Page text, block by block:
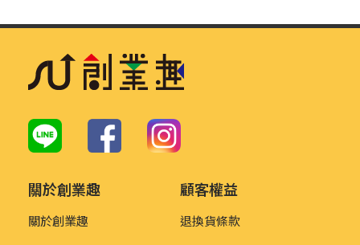
關於創業趣
關於創業趣
顧客權益
退換貨條款